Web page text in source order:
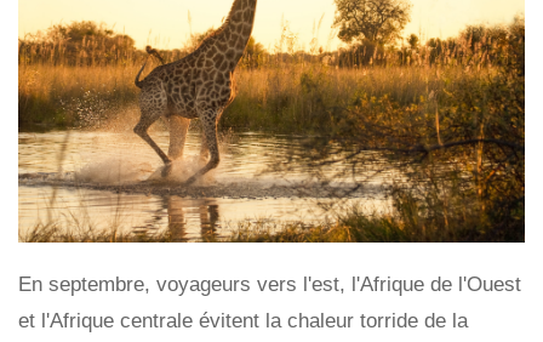
En septembre, voyageurs vers l'est, l'Afrique de l'Ouest
et l'Afrique centrale évitent la chaleur torride de la